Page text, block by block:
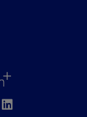
BSL
Facebook
Linkedin